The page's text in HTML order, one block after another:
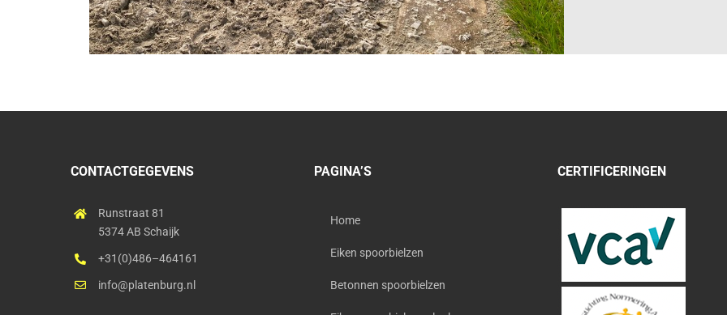
CONTACTGEGEVENS
Runstraat 81
5374 AB Schaijk
+31(0)486–464161
info@platenburg.nl
PAGINA’S
Home
Eiken spoorbielzen
Betonnen spoorbielzen
CERTIFICERINGEN